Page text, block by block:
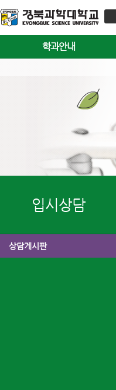
학과안내
입시상담
상담게시판